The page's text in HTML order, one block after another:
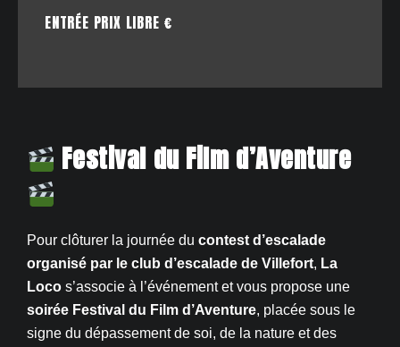
ENTRÉE PRIX LIBRE €
Festival du Film d’Aventure
Pour clôturer la journée du contest d’escalade
organisé par le club d’escalade de Villefort, La
Loco s’associe à l’événement et vous propose une
soirée Festival du Film d’Aventure, placée sous le
signe du dépassement de soi, de la nature et des